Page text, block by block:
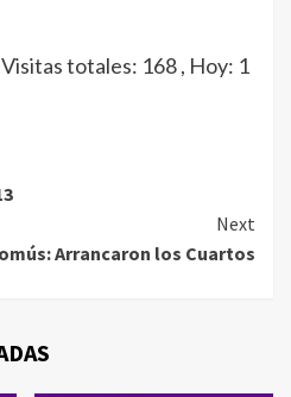
Visitas totales: 168, Hoy: 1
Next
Arrancaron los Cuartos